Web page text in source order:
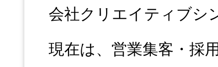
会社クリエイティブシ
現在は、営業集客・採